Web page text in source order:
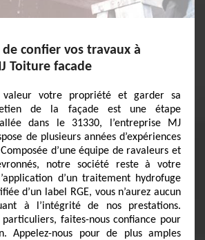
de confier vos travaux à
Toiture facade
votre propriété et garder sa
de la façade est une étape
dans le 31330, l’entreprise MJ
de plusieurs années d’expériences
d’une équipe de ravaleurs et
notre société reste à votre
d’un traitement hydrofuge
d’un label RGE, vous n’aurez aucun
à l’intégrité de nos prestations.
particuliers, faites-nous confiance pour
Appelez-nous pour de plus amples